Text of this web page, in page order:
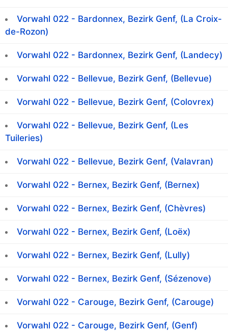
Vorwahl 022 - Bardonnex, Bezirk Genf, (La Croix-
de-Rozon)
Vorwahl 022 - Bardonnex, Bezirk Genf, (Landecy)
Vorwahl 022 - Bellevue, Bezirk Genf, (Bellevue)
Vorwahl 022 - Bellevue, Bezirk Genf, (Colovrex)
Vorwahl 022 - Bellevue, Bezirk Genf, (Les
Tuileries)
Vorwahl 022 - Bellevue, Bezirk Genf, (Valavran)
Vorwahl 022 - Bernex, Bezirk Genf, (Bernex)
Vorwahl 022 - Bernex, Bezirk Genf, (Chèvres)
Vorwahl 022 - Bernex, Bezirk Genf, (Loëx)
Vorwahl 022 - Bernex, Bezirk Genf, (Lully)
Vorwahl 022 - Bernex, Bezirk Genf, (Sézenove)
Vorwahl 022 - Carouge, Bezirk Genf, (Carouge)
Vorwahl 022 - Carouge, Bezirk Genf, (Genf)